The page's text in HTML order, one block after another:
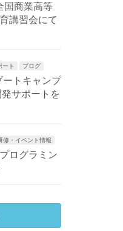
国商業高等
講習会にて
ート ブログ
トキャンプ
サポートを
修・イベント情報
ログラミン